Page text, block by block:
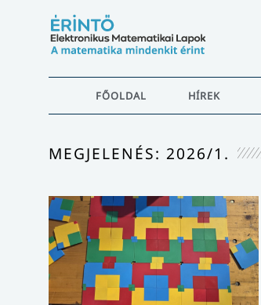
FŐOLDAL HÍREK
MEGJELENÉS: 2026/1.